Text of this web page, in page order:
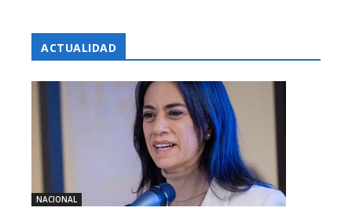
ACTUALIDAD
NACIONAL